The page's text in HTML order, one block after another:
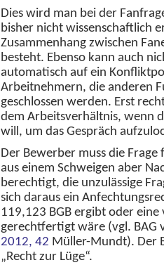
Dies wird man bei der
bisher nicht wissenschaftlich
Zusammenhang zwischen
besteht. Ebenso kann auch
automatisch auf ein
Arbeitnehmern, die anderen
geschlossen werden. Erst
dem Arbeitsverhältnis, wenn
will, um das Gespräch
Der Bewerber muss die
aus einem Schweigen aber
berechtigt, die unzulässige
sich daraus ein
119,123 BGB ergibt oder
gerechtfertigt wäre (vgl. BAG
2012, 42 Müller-Mundt). Der
„Recht zur Lüge“.